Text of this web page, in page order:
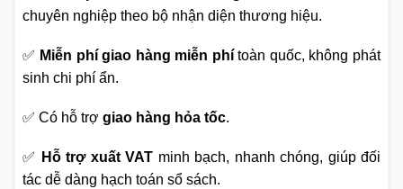
chuyên nghiệp theo bộ nhận diện thương hiệu.
✅ Miễn phí giao hàng miễn phítoàn quốc, không phát
sinh chi phí ẩn.
✅ Có hỗ trợ giao hàng hỏa tốc.
✅ Hỗ trợ xuất VAT minh bạch, nhanh chóng, giúp đối
tác dễ dàng hạch toán sổ sách.